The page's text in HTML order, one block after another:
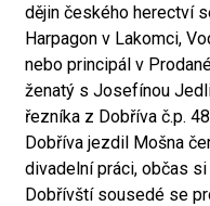
dějin českého herectví
Harpagon v Lakomci,
nebo principál v
ženatý s Josefínou
řezníka z Dobříva č.p.
Dobříva jezdil Mošna
divadelní práci, občas
Dobřívští sousedé se